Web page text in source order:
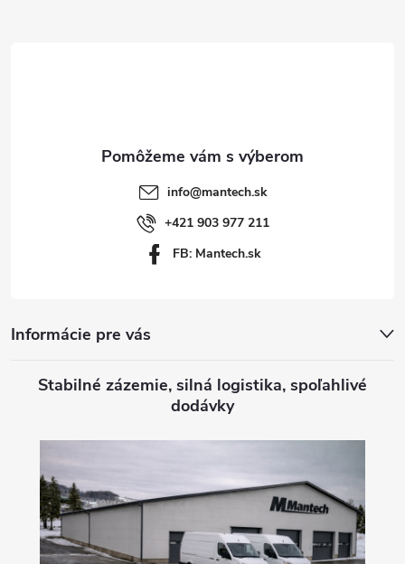
info@mantech.sk
+421 903 977 211
FB: Mantech.sk
Informácie pre vás
Stabilné zázemie, silná logistika, spoľahlivé
dodávky